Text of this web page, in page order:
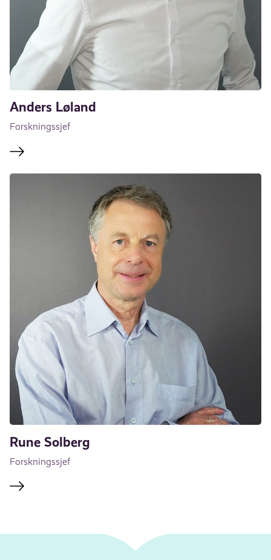
Anders Løland
Forskningssjef
Rune Solberg
Forskningssjef